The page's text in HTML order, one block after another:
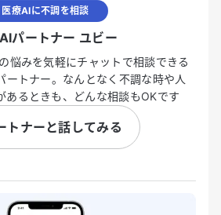
医療AIに不調を相談
パートナー ユビー
悩みを気軽にチャットで相談できる
ートナー。なんとなく不調な時や人
あるときも、どんな相談もOKです
トナーと話してみる